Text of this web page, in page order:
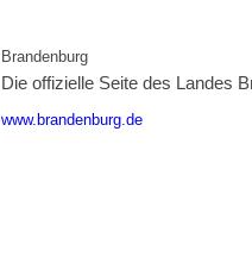
Brandenburg
Die offizielle Seite des Landes
www.brandenburg.de